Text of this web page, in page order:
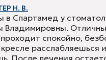
Н. В.
в Спартамед у
спокойно,
кресле расслабляешься